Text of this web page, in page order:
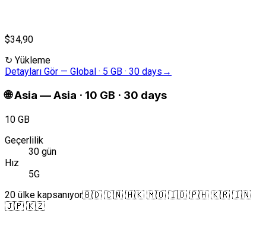
$34,90
↻ Yükleme
Detayları Gör — Global · 5 GB · 30 days →
🌐Asia —Asia · 10 GB · 30 days
10 GB
Geçerlilik
30 gün
Hız
5G
20 ülke kapsanıyor🇧🇩 🇨🇳 🇭🇰 🇲🇴 🇮🇩 🇵🇭 🇰🇷 🇮🇳
🇯🇵 🇰🇿